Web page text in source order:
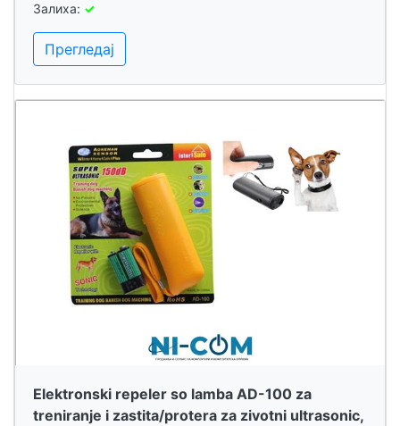
Залиха: ✓
Прегледај
Elektronski repeler so lamba AD-100 za
treniranje i zastita/protera za zivotni ultrasonic,